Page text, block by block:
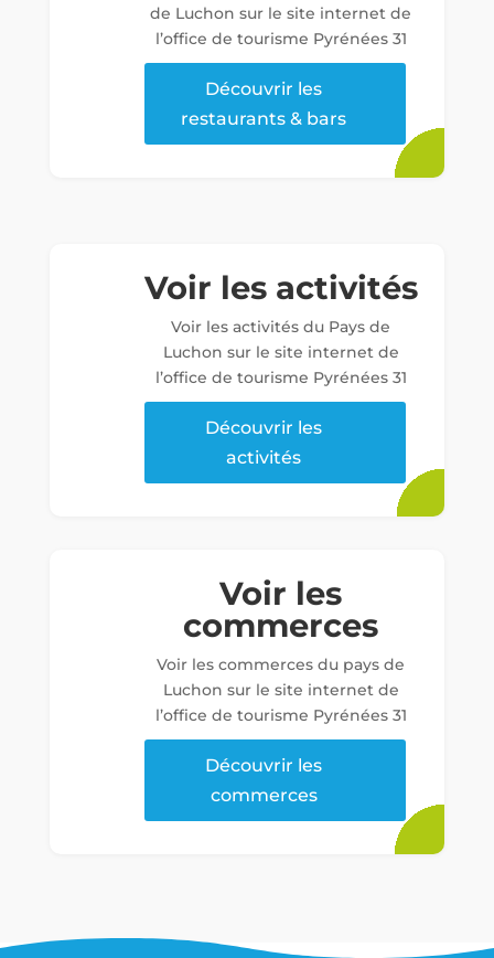
de Luchon sur le site internet de
l’office de tourisme Pyrénées 31
Découvrir les
restaurants & bars
Voir les activités
Voir les activités du Pays de
Luchon sur le site internet de
l’office de tourisme Pyrénées 31
Découvrir les
activités
Voir les
commerces
Voir les commerces du pays de
Luchon sur le site internet de
l’office de tourisme Pyrénées 31
Découvrir les
commerces